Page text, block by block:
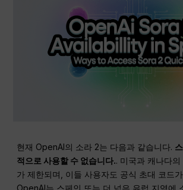
현재 OpenAI의 소라 2는 다음과 같습니다.
적으로 사용할 수 없습니다.. 미국과 캐나다
가 제한되며, 이들 사용자도 공식 초대 코드
OpenAI는 스페인 또는 더 넓은 유럽 지역에